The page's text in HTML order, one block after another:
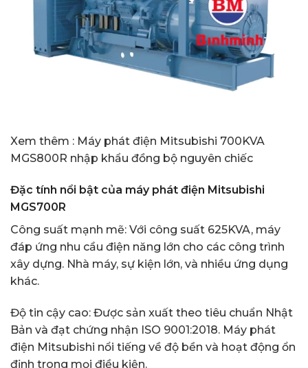
Xem thêm : Máy phát điện Mitsubishi 700KVA
MGS800R nhập khẩu đồng bộ nguyên chiếc
Đặc tính nổi bật của máy phát điện Mitsubishi
MGS700R
Công suất mạnh mẽ: Với công suất 625KVA, máy
đáp ứng nhu cầu điện năng lớn cho các công trình
xây dựng. Nhà máy, sự kiện lớn, và nhiều ứng dụng
khác.
Độ tin cậy cao: Được sản xuất theo tiêu chuẩn Nhật
Bản và đạt chứng nhận ISO 9001:2018. Máy phát
điện Mitsubishi nổi tiếng về độ bền và hoạt động ổn
định trong mọi điều kiện.